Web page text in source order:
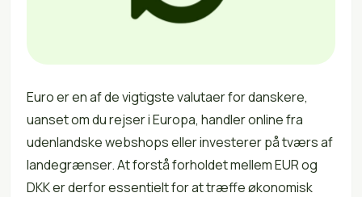
Euro er en af de vigtigste valutaer for danskere,
uanset om du rejser i Europa, handler online fra
udenlandske webshops eller investerer på tværs af
landegrænser. At forstå forholdet mellem EUR og
DKK er derfor essentielt for at træffe økonomisk